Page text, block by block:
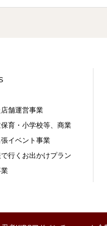
舗運営事業
育・小学校等、商業
イベント事業
行くお出かけプラン